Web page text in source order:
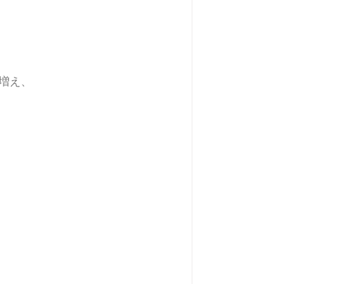
え、